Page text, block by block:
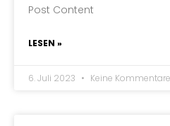
Post Content
LESEN »
6. Juli 2023 Keine Kommentare